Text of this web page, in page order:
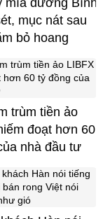
mía đường Bình
mục nát sau
bỏ hoang
trùm tiền ảo
đoạt hơn 60
nhà đầu tư